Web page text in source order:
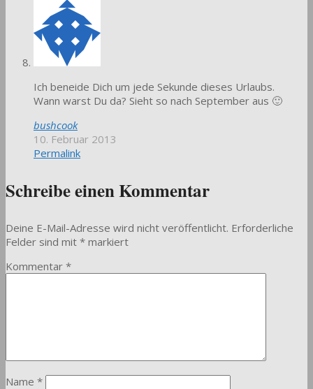
Ich beneide Dich um jede Sekunde dieses Urlaubs.
Wann warst Du da? Sieht so nach September aus 🙂
bushcook
10. Februar 2013
Permalink
Schreibe einen Kommentar
Deine E-Mail-Adresse wird nicht veröffentlicht. Erforderliche
Felder sind mit * markiert
Kommentar *
Name *